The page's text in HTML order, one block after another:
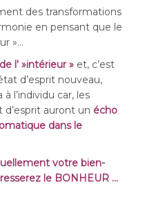
des transformations
en pensant que le
»…
l' »intérieur » et, c’est
d’esprit nouveau,
l’individu car, les
auront un écho
dans le
votre bien-
le BONHEUR …